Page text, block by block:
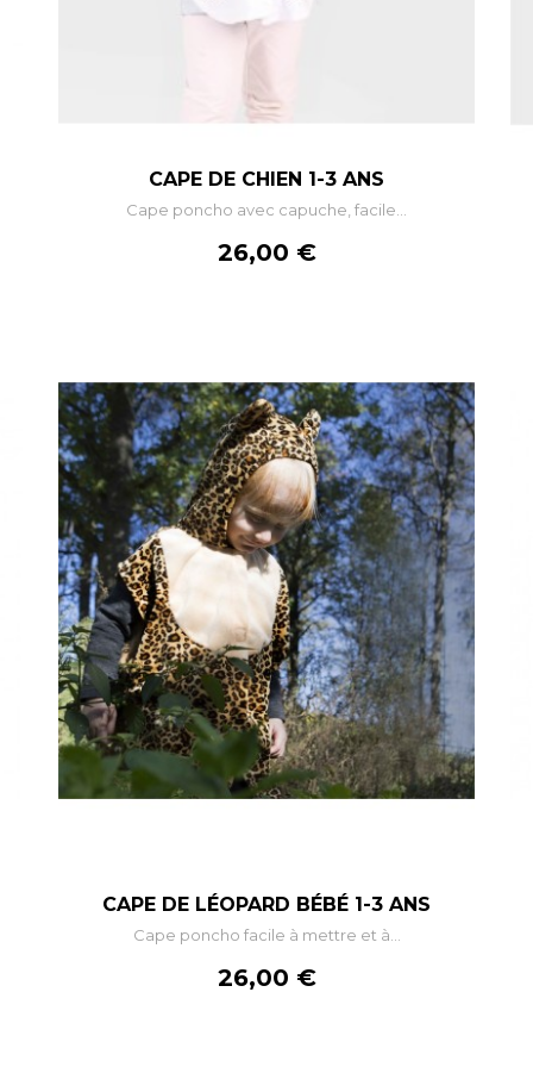
CAPE DE CHIEN 1-3 ANS
Cape poncho avec capuche, facile...
Prix
26,00 €
CAPE DE LÉOPARD BÉBÉ 1-3 ANS
Cape poncho facile à mettre et à...
Prix
26,00 €
– +